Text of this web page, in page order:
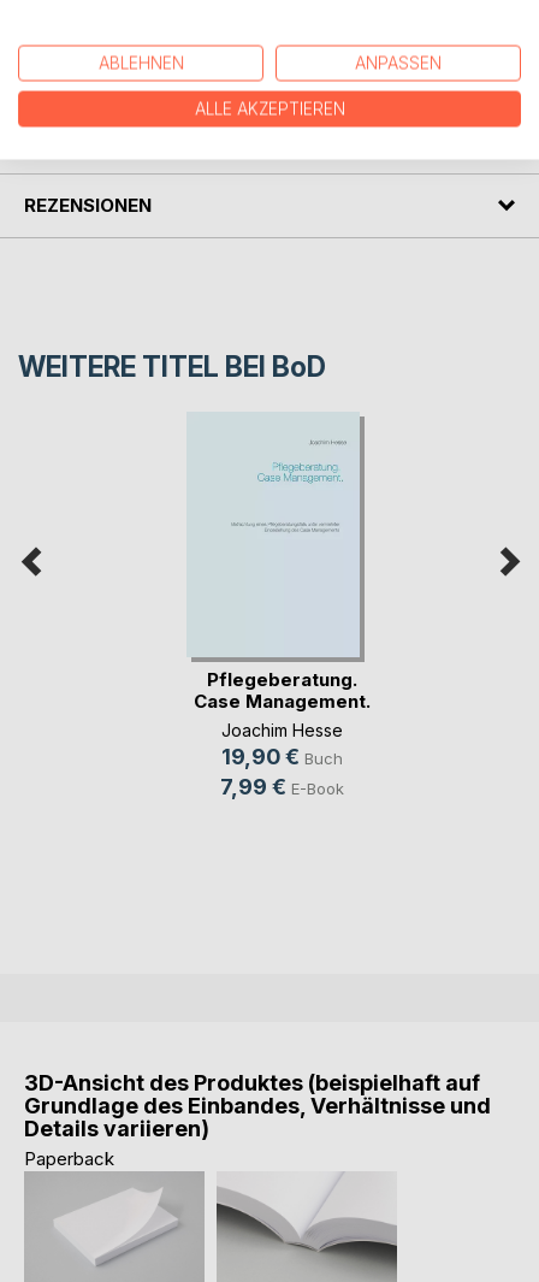
AUTOR/IN
REZENSIONEN
WEITERE TITEL BEI BoD
Pflegeberatung.
Case Management.
Joachim Hesse
19,90 € Buch
7,99 € E-Book
3D-Ansicht des Produktes (beispielhaft auf
Grundlage des Einbandes, Verhältnisse und
Details variieren)
Paperback
ABLEHNEN ANPASSEN
ALLE AKZEPTIEREN